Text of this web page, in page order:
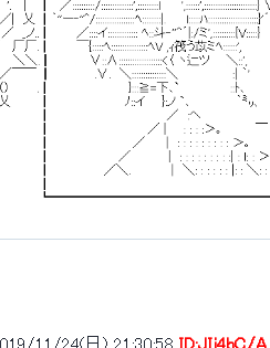
11/24(日) 21:30:58 ID:JIj4bC/A